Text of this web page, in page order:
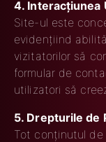
4. Interacțiunea
Site-ul este
evidențiind
vizitatorilor să
formular de
utilizatori să
5. Drepturile de
Tot conținutul de